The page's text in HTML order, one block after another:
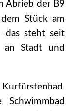
Abrieb der B9
Stück am
das steht seit
an Stadt und
Schwimmbad